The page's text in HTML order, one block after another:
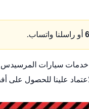
أو راسلنا واتساب.
سيارات المرسيدس
علينا للحصول